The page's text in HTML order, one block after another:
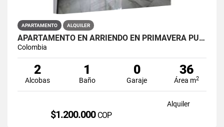
APARTAMENTO ALQUILER
APARTAMENTO EN ARRIENDO EN PRIMAVERA PUENTE ARANDA PRIMAVERA 6-39 ET 2
Colombia
2
Alcobas
1
Baño
0
Garaje
36
Área m2
Alquiler
$1.200.000 COP